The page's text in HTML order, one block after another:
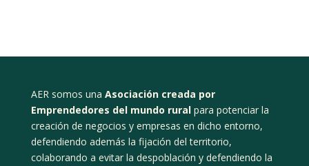
AER somos una Asociación creada por
Emprendedores del mundo ruralpara potenciar la
creación de negocios y empresas en dicho entorno,
defendiendo además la fijación del territorio,
colaborando a evitar la despoblación y defendiendo la